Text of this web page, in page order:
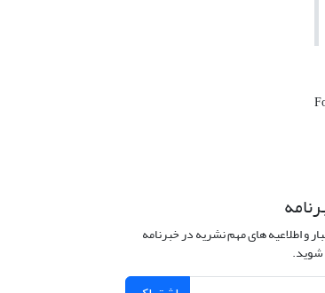
و اطلاعیه های مهم نشریه در خبرنامه